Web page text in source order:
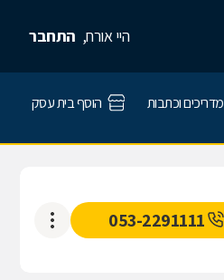
היי אורח, התחבר
מדריכים וכתבות הוסף בית עסק
053-2291111